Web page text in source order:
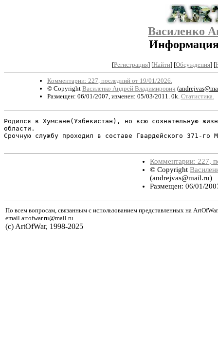
Василенко
Информация
[Регистрация] [Найти] [Обсуждения] [
Комментарии: 227, последний от 19/01/2026.
© Copyright Василенко Андрей Владимирович (
Размещен: 06/01/2007, изменен: 05/03/2011. 0k. Статистика.
Родился в Хумсане(Узбекистан), но всю сознательную
области.
Срочную службу проходил в составе Гвардейского 371-
Комментарии: 227,
© Copyright
(andrejvas@mail.ru)
Размещен: 06/01/
По всем вопросам, связанным с использованием представленных на
email artofwar.ru@mail.ru
(с) ArtOfWar, 1998-2025